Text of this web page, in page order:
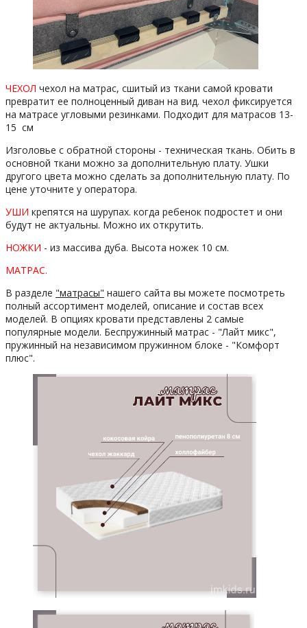
ЧЕХОЛ чехол на матрас, сшитый из ткани самой кровати
превратит ее полноценный диван на вид. чехол фиксируется
на матрасе угловыми резинками. Подходит для матрасов 13-
15 см
Изголовье с обратной стороны - техническая ткань. Обить в
основной ткани можно за дополнительную плату. Ушки
другого цвета можно сделать за дополнительную плату. По
цене уточните у оператора.
УШИ крепятся на шурупах. когда ребенок подростет и они
будут не актуальны. Можно их открутить.
НОЖКИ - из массива дуба. Высота ножек 10 см.
МАТРАС.
В разделе "матрасы" нашего сайта вы можете посмотреть
полный ассортимент моделей, описание и состав всех
моделей. В опциях кровати представлены 2 самые
популярные модели. Беспружинный матрас - "Лайт микс",
пружинный на независимом пружинном блоке - "Комфорт
плюс".